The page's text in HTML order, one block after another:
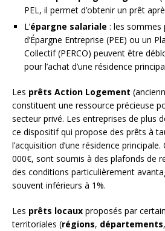
PEL, il permet d’obtenir un prêt
L’épargne salariale : les sommes
d’Épargne Entreprise (PEE) ou un
Collectif (PERCO) peuvent être
pour l’achat d’une résidence
Les prêts Action Logement
constituent une ressource précieuse
secteur privé. Les entreprises de plus
ce dispositif qui propose des prêts à
l’acquisition d’une résidence
000€, sont soumis à des plafonds de
des conditions particulièrement
souvent inférieurs à 1%.
Les prêts locaux proposés par
territoriales (régions, départements,